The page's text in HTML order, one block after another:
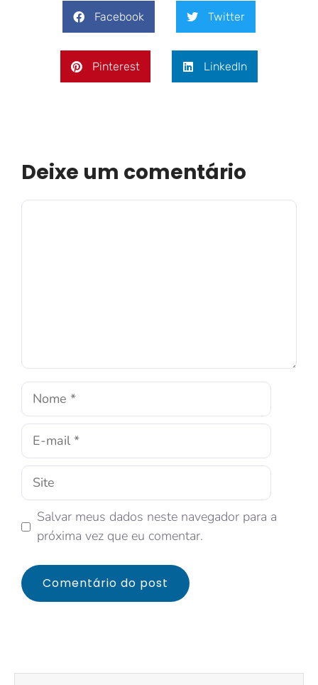
Facebook Twitter
Pinterest LinkedIn
Deixe um comentário
Salvar meus dados neste navegador para a
próxima vez que eu comentar.